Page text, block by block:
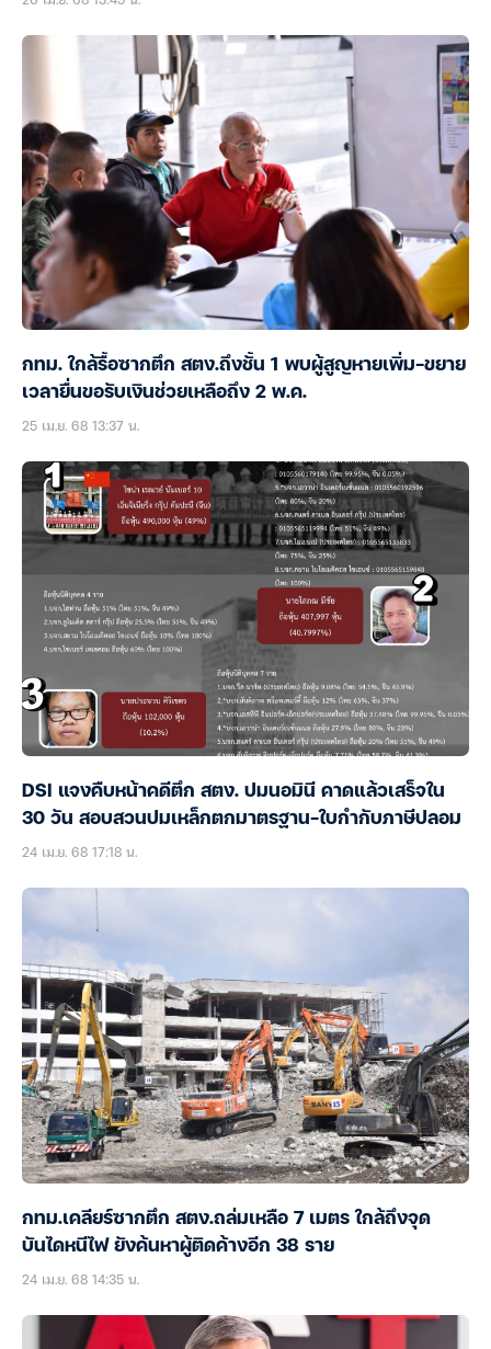
กทม. ใกล้รื้อซากตึก สตง.ถึงชั้น 1 พบผู้สูญหายเพิ่ม-ขยาย
เวลายื่นขอรับเงินช่วยเหลือถึง 2 พ.ค.
25 เม.ย. 68 13:37 น.
DSI แจงคืบหน้าคดีตึก สตง. ปมนอมินี คาดแล้วเสร็จใน
30 วัน สอบสวนปมเหล็กตกมาตรฐาน-ใบกำกับภาษีปลอม
24 เม.ย. 68 17:18 น.
กทม.เคลียร์ซากตึก สตง.ถล่มเหลือ 7 เมตร ใกล้ถึงจุด
บันไดหนีไฟ ยังค้นหาผู้ติดค้างอีก 38 ราย
24 เม.ย. 68 14:35 น.